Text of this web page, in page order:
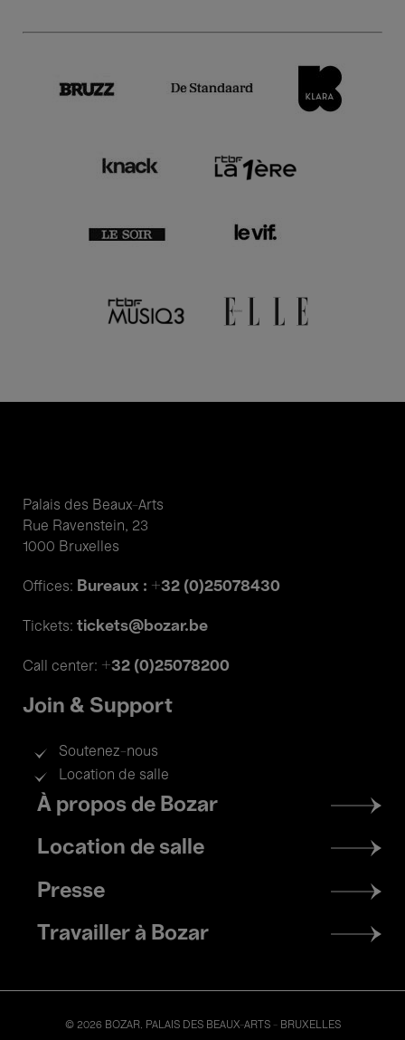
Palais des Beaux-Arts
Rue Ravenstein, 23
1000 Bruxelles
Offices: Bureaux : +32 (0)25078430
Tickets: tickets@bozar.be
Call center: +32 (0)25078200
Join & Support
Soutenez-nous
Location de salle
Footer
menu
À propos de Bozar
Location de salle
Presse
Travailler à Bozar
© 2026 BOZAR. PALAIS DES BEAUX-ARTS - BRUXELLES